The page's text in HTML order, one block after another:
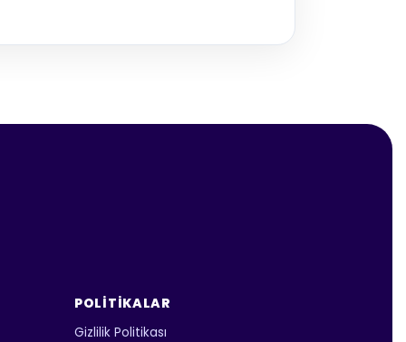
POLITIKALAR
Gizlilik Politikası